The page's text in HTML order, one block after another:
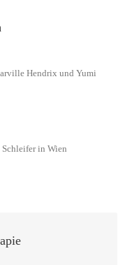
Hendrix und Yumi
in Wien